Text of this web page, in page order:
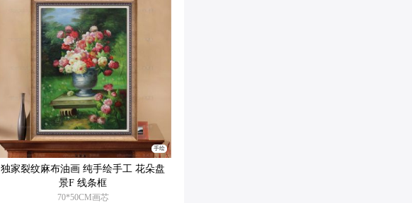
手绘
独家裂纹麻布油画 纯手绘手工 花朵盘
景F 线条框
70*50CM画芯